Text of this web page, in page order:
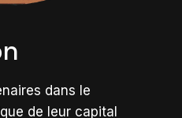
dans le
de leur capital